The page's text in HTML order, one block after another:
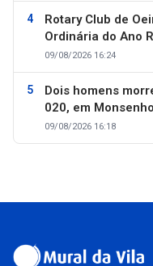
Rotary Club de
Ordinária do Ano
09/08/2026 16:24
Dois homens
020, em
09/08/2026 16:18